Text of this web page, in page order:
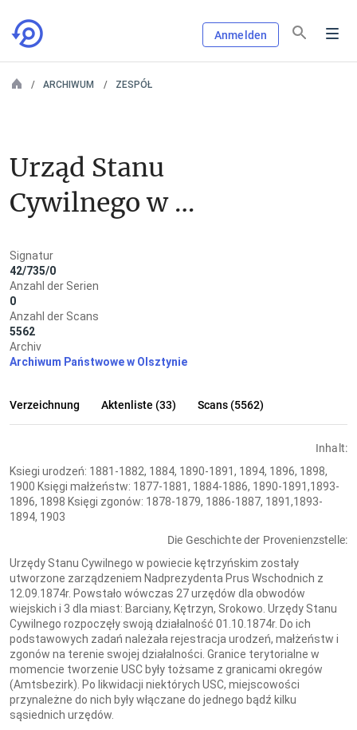
Anmelden
ARCHIWUM ZESPÓŁ
Urząd Stanu
Cywilnego w
Signatur
42/735/0
Anzahl der Serien
0
Anzahl der Scans
5562
Archiv
Archiwum Państwowe w Olsztynie
Verzeichnung Aktenliste (33) Scans (5562)
Inhalt:
Ksiegi urodzeń: 1881-1882, 1884, 1890-1891, 1894, 1896, 1898,
1900 Księgi małżeństw: 1877-1881, 1884-1886, 1890-1891,1893-
1896, 1898 Księgi zgonów: 1878-1879, 1886-1887, 1891,1893-
1894, 1903
Die Geschichte der Provenienzstelle:
Urzędy Stanu Cywilnego w powiecie kętrzyńskim zostały
utworzone zarządzeniem Nadprezydenta Prus Wschodnich z
12.09.1874r. Powstało wówczas 27 urzędów dla obwodów
wiejskich i 3 dla miast: Barciany, Kętrzyn, Srokowo. Urzędy Stanu
Cywilnego rozpoczęły swoją działalność 01.10.1874r. Do ich
podstawowych zadań należała rejestracja urodzeń, małżeństw i
zgonów na terenie swojej działalności. Granice terytorialne w
momencie tworzenie USC były tożsame z granicami okregów
(Amtsbezirk). Po likwidacji niektórych USC, miejscowości
przynależne do nich były włączane do jednego bądź kilku
sąsiednich urzędów.